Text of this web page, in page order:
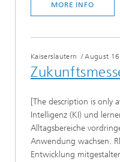
MORE INFO
Kaiserslautern /August
[The description is only
Intelligenz (KI) und
Alltagsbereiche
Anwendung wachsen.
Entwicklung